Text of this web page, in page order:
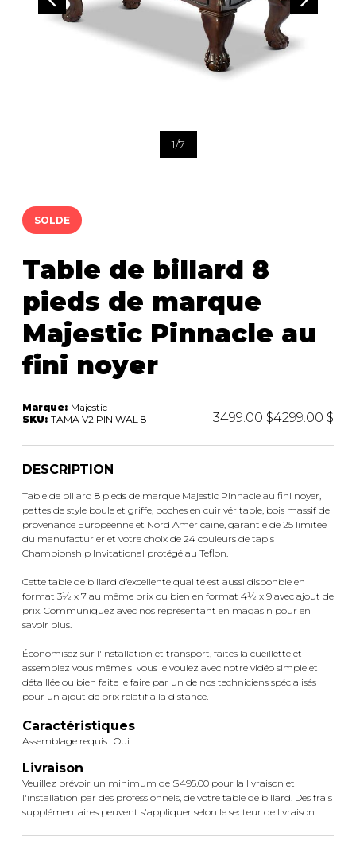
ACCESSOIRES
rassemblement.
1/7
SOLDE
Table de billard 8
pieds de marque
Majestic Pinnacle au
fini noyer
Marque: Majestic
SKU: TAMA V2 PIN WAL 8 3499.00 $4299.00 $
DESCRIPTION
Table de billard 8 pieds de marque Majestic Pinnacle au fini noyer,
pattes de style boule et griffe, poches en cuir véritable, bois massif de
provenance Européenne et Nord Américaine, garantie de 25 limitée
du manufacturier et votre choix de 24 couleurs de tapis
Championship Invitational protégé au Teflon.
Cette table de billard d’excellente qualité est aussi disponble en
format 3½ x 7 au même prix ou bien en format 4½ x 9 avec ajout de
prix. Communiquez avec nos représentant en magasin pour en
savoir plus.
Économisez sur l'installation et transport, faites la cueillette et
assemblez vous même si vous le voulez avec notre vidéo simple et
détaillée ou bien faite le faire par un de nos techniciens spécialisés
pour un ajout de prix relatif à la distance.
Caractéristiques
Assemblage requis : Oui
Livraison
Veuillez prévoir un minimum de $495.00 pour la livraison et
l'installation par des professionnels, de votre table de billard. Des frais
supplémentaires peuvent s'appliquer selon le secteur de livraison.